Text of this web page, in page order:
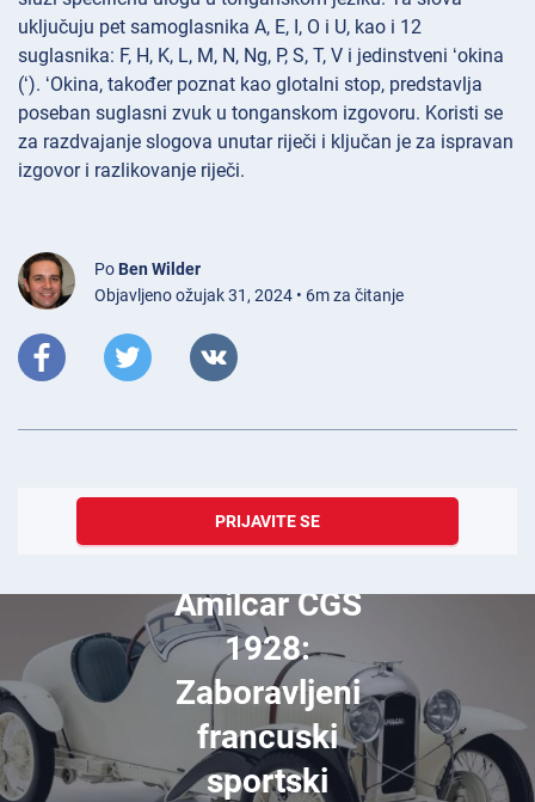
uključuju pet samoglasnika A, E, I, O i U, kao i 12
suglasnika: F, H, K, L, M, N, Ng, P, S, T, V i jedinstveni ʻokina
(ʻ). ʻOkina, također poznat kao glotalni stop, predstavlja
poseban suglasni zvuk u tonganskom izgovoru. Koristi se
za razdvajanje slogova unutar riječi i ključan je za ispravan
izgovor i razlikovanje riječi.
Po Ben Wilder
Objavljeno ožujak 31, 2024 • 6m za čitanje
PRIJAVITE SE
Amilcar CGS
1928:
Zaboravljeni
francuski
sportski